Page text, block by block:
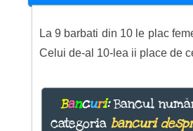
La 9 barbati din 10 le plac
Celui de-al 10-lea ii place de
Bancuri:Bancul
categoria bancuri